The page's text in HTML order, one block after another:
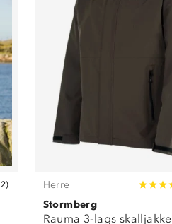
2) Herre
Stormberg
Rauma 3-lags skalljakke